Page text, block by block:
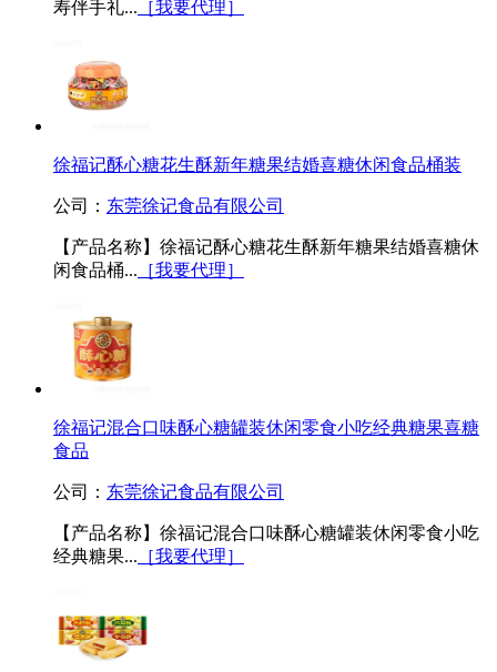
寿伴手礼... ［我要代理］
徐福记酥心糖花生酥新年糖果结婚喜糖休闲食品桶装
公司： 东莞徐记食品有限公司
【产品名称】徐福记酥心糖花生酥新年糖果结婚喜糖休
闲食品桶... ［我要代理］
徐福记混合口味酥心糖罐装休闲零食小吃经典糖果喜糖
食品
公司： 东莞徐记食品有限公司
【产品名称】徐福记混合口味酥心糖罐装休闲零食小吃
经典糖果... ［我要代理］